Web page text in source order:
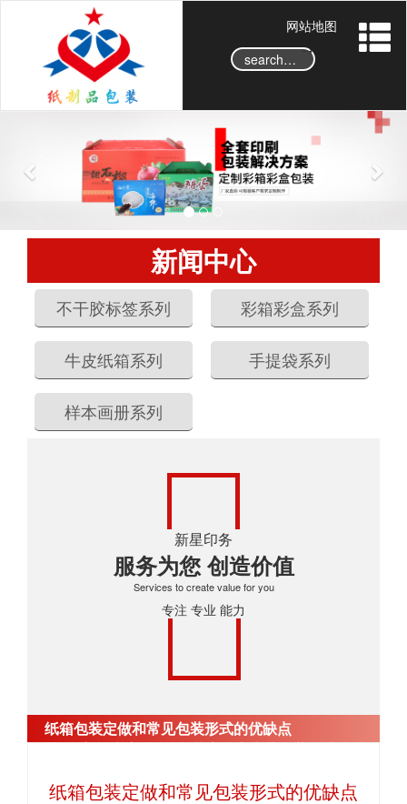
网站地图
→
e
N
x
新闻中心
不干胶标签系列 彩箱彩盒系列
牛皮纸箱系列 手提袋系列
样本画册系列
新星印务
服务为您 创造价值
Services to create value for you
专注 专业 能力
纸箱包装定做和常见包装形式的优缺点
首页>新闻中心>纸箱包装定做和常见包装形式的优
纸箱包装定做和常见包装形式的优缺点